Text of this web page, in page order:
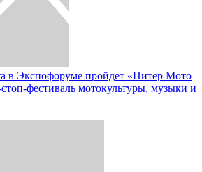
в Экспофоруме пройдет «Питер Мото
фестиваль мотокультуры, музыки и